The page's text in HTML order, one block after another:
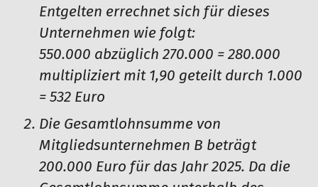
Entgelten errechnet sich für dieses
Unternehmen wie folgt:
550.000 abzüglich 270.000 = 280.000
multipliziert mit 1,90 geteilt durch 1.000
= 532 Euro
Die Gesamtlohnsumme von
Mitgliedsunternehmen B beträgt
200.000 Euro für das Jahr 2025. Da die